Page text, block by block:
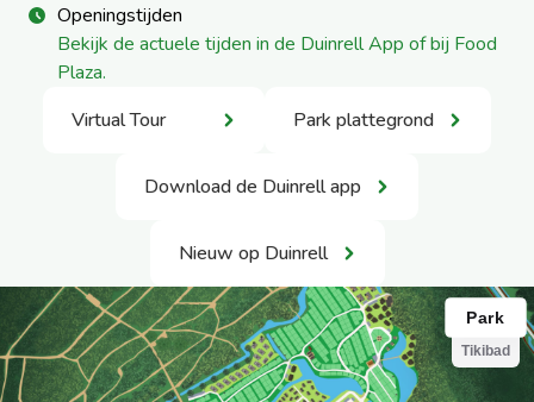
Openingstijden
Bekijk de actuele tijden in de Duinrell App of bij Food
Plaza.
Virtual Tour
Park plattegrond
Download de Duinrell app
Nieuw op Duinrell